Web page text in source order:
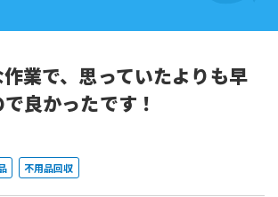
業で、思っていたよりも早
良かったです！
不用品回収